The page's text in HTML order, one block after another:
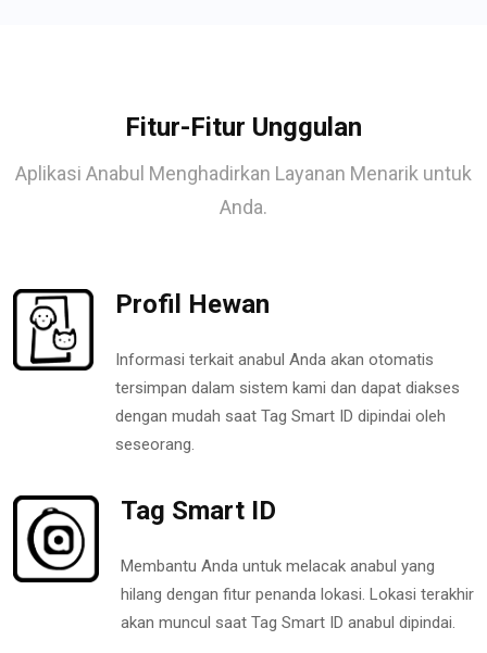
Fitur-Fitur Unggulan
Aplikasi Anabul Menghadirkan Layanan Menarik untuk
Anda.
Profil Hewan
Informasi terkait anabul Anda akan otomatis
tersimpan dalam sistem kami dan dapat diakses
dengan mudah saat Tag Smart ID dipindai oleh
seseorang.
Tag Smart ID
Membantu Anda untuk melacak anabul yang
hilang dengan fitur penanda lokasi. Lokasi terakhir
akan muncul saat Tag Smart ID anabul dipindai.